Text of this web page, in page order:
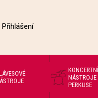
Přihlášení
NÁSTROJE
PERKUSE